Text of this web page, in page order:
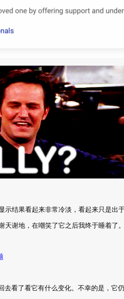
结果看起来非常冷淡，看起来只是出
谢地，在嘲笑了它之后我终于睡着了。
看了看它有什么变化。不幸的是，它